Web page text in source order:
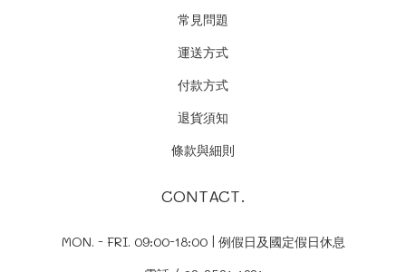
常見問題
運送方式
付款方式
退貨須知
條款與細則
CONTACT.
MON. - FRI. 09:00-18:00 | 例假日及國定假日休息